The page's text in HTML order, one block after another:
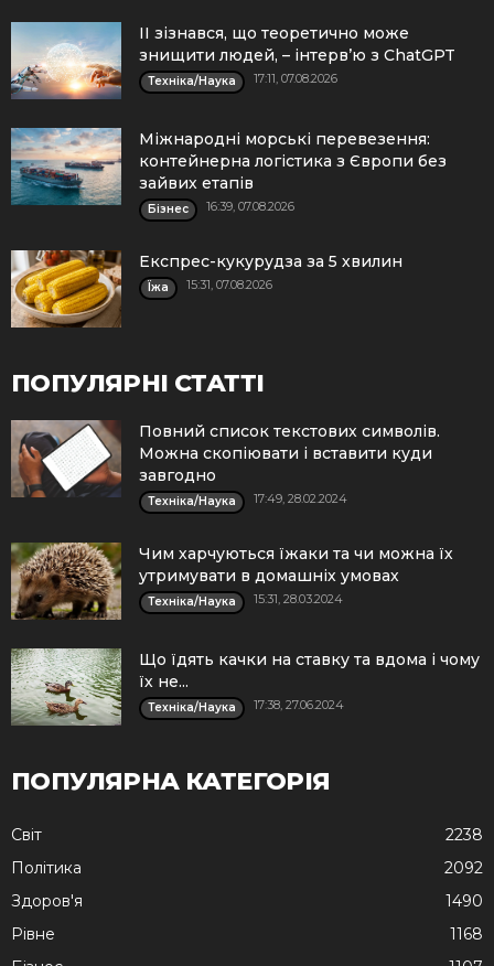
ІІ зізнався, що теоретично може
знищити людей, – інтерв’ю з ChatGPT
Техніка/Наука 17:11, 07.08.2026
Міжнародні морські перевезення:
контейнерна логістика з Європи без
зайвих етапів
Бізнес 16:39, 07.08.2026
Експрес-кукурудза за 5 хвилин
Їжа 15:31, 07.08.2026
ПОПУЛЯРНІ СТАТТІ
Повний список текстових символів.
Можна скопіювати і вставити куди
завгодно
Техніка/Наука 17:49, 28.02.2024
Чим харчуються їжаки та чи можна їх
утримувати в домашніх умовах
Техніка/Наука 15:31, 28.03.2024
Що їдять качки на ставку та вдома і чому
їх не...
Техніка/Наука 17:38, 27.06.2024
ПОПУЛЯРНА КАТЕГОРІЯ
Cвіт
2238
Політика
2092
Здоров'я
1490
Рівне
1168